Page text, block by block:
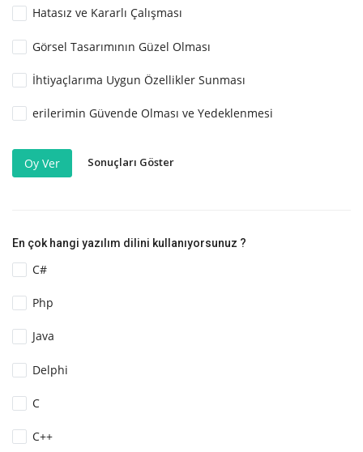
Hatasız ve Kararlı Çalışması
Görsel Tasarımının Güzel Olması
İhtiyaçlarıma Uygun Özellikler Sunması
erilerimin Güvende Olması ve Yedeklenmesi
Oy Ver Sonuçları Göster
En çok hangi yazılım dilini kullanıyorsunuz ?
C#
Php
Java
Delphi
C
C++